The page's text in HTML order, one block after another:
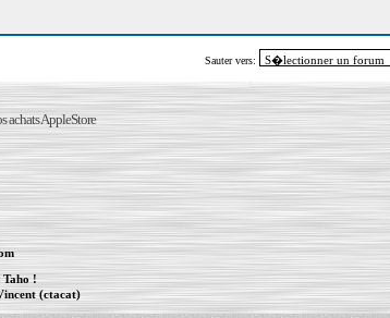
Sauter vers:
achats AppleStore
Taho !
(ctacat)
de sites Internet